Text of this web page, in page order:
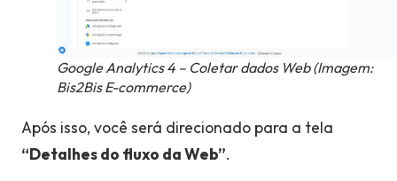
Google Analytics 4 – Coletar dados Web (Imagem:
Bis2Bis E-commerce)
Após isso, você será direcionado para a tela
“Detalhes do fluxo da Web”.